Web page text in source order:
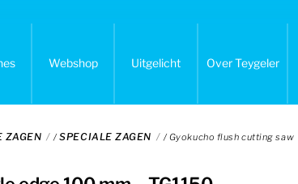
Webshop Uitgelicht Over Teygeler
ZAGEN /SPECIALE ZAGEN
/ Gyokucho flush cutting saw